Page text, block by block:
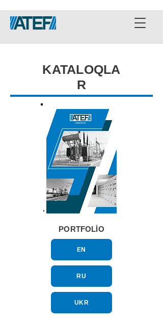
KATALOQLA
R
PORTFOLİO
EN
RU
UKR